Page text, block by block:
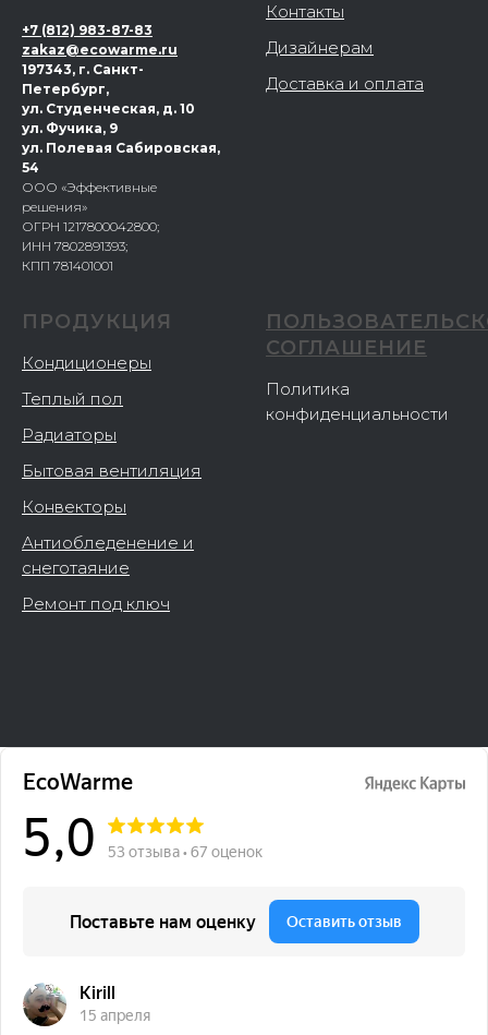
+7 (812) 983-87-83
zakaz@ecowarme.ru
197343, г. Санкт-
Петербург,
ул. Студенческая, д. 10
ул. Фучика, 9
ул. Полевая Сабировская,
54
ООО «Эффективные
решения»
ОГРН 1217800042800;
ИНН 7802891393;
КПП 781401001
Контакты
Дизайнерам
Доставка и оплата
ПРОДУКЦИЯ
Кондиционеры
Теплый пол
Радиаторы
Бытовая вентиляция
Конвекторы
Антиобледенение и
снеготаяние
Ремонт под ключ
СОГЛАШЕНИЕ
Политика
конфиденциальности